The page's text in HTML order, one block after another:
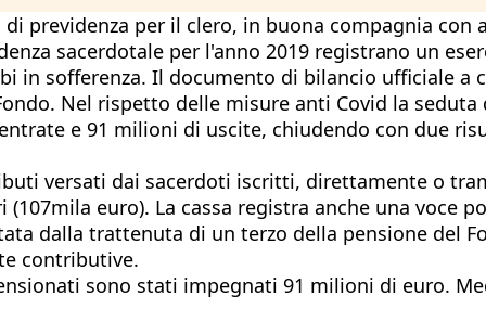
previdenza per il clero, in buona compagnia
sacerdotale per l'anno 2019 registrano un
in sofferenza. Il documento di bilancio ufficiale a
Nel rispetto delle misure anti Covid la
e 91 milioni di uscite, chiudendo con due
versati dai sacerdoti iscritti, direttamente o
euro). La cassa registra anche una voce
dalla trattenuta di un terzo della pensione del
contributive.
sono stati impegnati 91 milioni di euro.